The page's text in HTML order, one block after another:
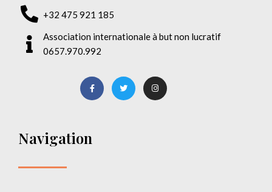
+32 475 921 185
Association internationale à but non lucratif
0657.970.992
Navigation